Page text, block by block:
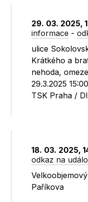
29. 03. 2025,
informace -
ulice
Krátkého a
nehoda,
29.3.2025
TSK Praha /
18. 03. 2025,
odkaz na
Paříkova